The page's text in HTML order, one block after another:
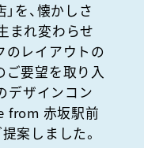
を、懐かしさ
まれ変わらせ
のレイアウトの
ご要望を取り入
デザインコン
from 赤坂駅前
案しました。